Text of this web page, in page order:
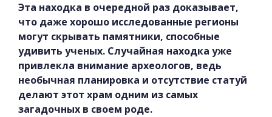
Эта находка в очередной раз доказывает,
что даже хорошо исследованные регионы
могут скрывать памятники, способные
удивить ученых. Случайная находка уже
привлекла внимание археологов, ведь
необычная планировка и отсутствие статуй
делают этот храм одним из самых
загадочных в своем роде.